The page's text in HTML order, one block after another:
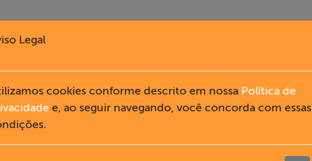
NOTÍCIAS
Legal
cookies conforme descrito em nossa Política de
e, ao seguir navegando, você concorda com essas